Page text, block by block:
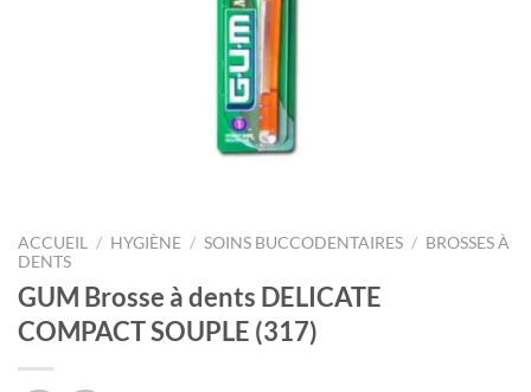
ACCUEIL / HYGIÈNE / SOINS BUCCODENTAIRES / BROSSES À
DENTS
GUM Brosse à dents DELICATE
COMPACT SOUPLE (317)